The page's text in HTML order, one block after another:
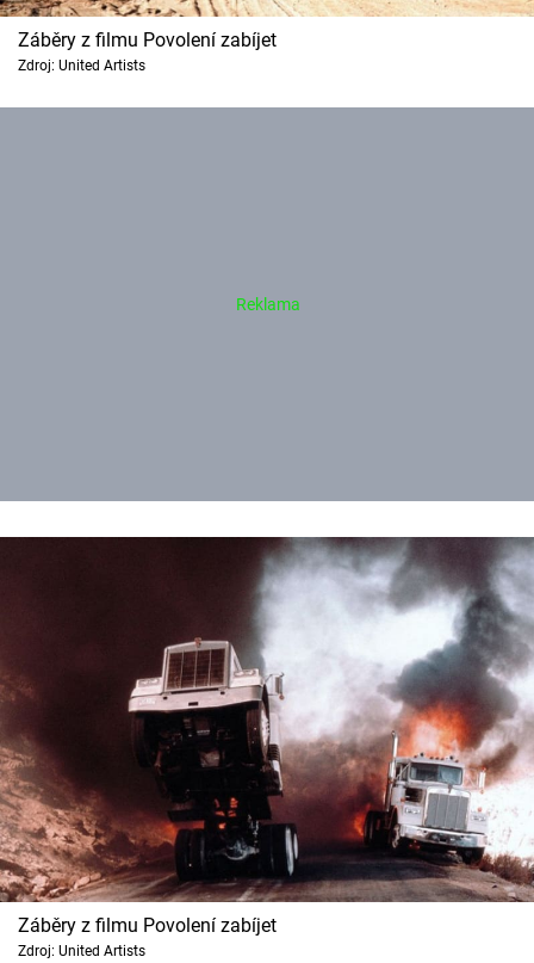
Záběry z filmu Povolení zabíjet
Zdroj: United Artists
Záběry z filmu Povolení zabíjet
Zdroj: United Artists